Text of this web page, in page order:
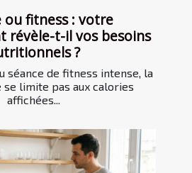
ou fitness : votre
révèle-t-il vos besoins
?
séance de fitness intense, la
limite pas aux calories
affichées...